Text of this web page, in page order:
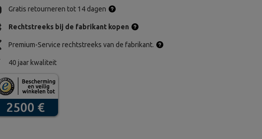
Gratis retourneren tot 14 dagen
Rechtstreeks bij de fabrikant kopen
Premium-Service rechtstreeks van de fabrikant.
40 jaar kwaliteit